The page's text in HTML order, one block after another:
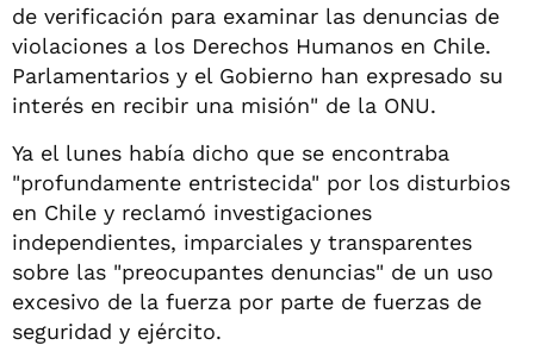
de verificación para examinar las denuncias de
violaciones a los Derechos Humanos en Chile.
Parlamentarios y el Gobierno han expresado su
interés en recibir una misión" de la ONU.
Ya el lunes había dicho que se encontraba
"profundamente entristecida" por los disturbios
en Chile y reclamó investigaciones
independientes, imparciales y transparentes
sobre las "preocupantes denuncias" de un uso
excesivo de la fuerza por parte de fuerzas de
seguridad y ejército.